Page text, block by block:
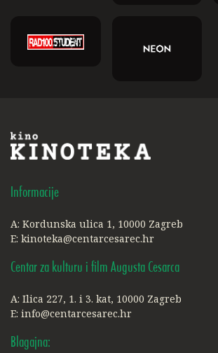
Informacije
A: Kordunska ulica 1, 10000 Zagreb
E: kinoteka@centarcesarec.hr
Centar za kulturu i film Augusta Cesarca
A: Ilica 227, 1. i 3. kat, 10000 Zagreb
E: info@centarcesarec.hr
Blagajna: